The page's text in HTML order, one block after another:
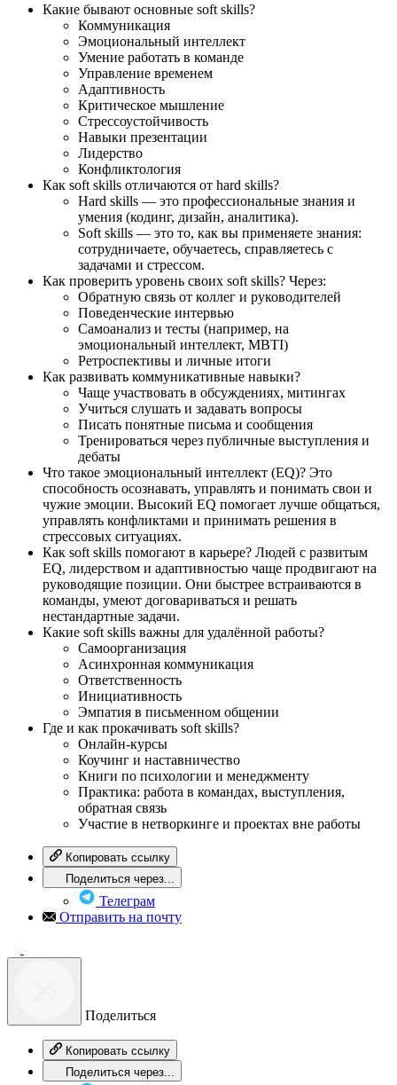
Какие бывают основные soft skills?
Коммуникация
Эмоциональный интеллект
Умение работать в команде
Управление временем
Адаптивность
Критическое мышление
Стрессоустойчивость
Навыки презентации
Лидерство
Конфликтология
Как soft skills отличаются от hard skills?
Hard skills — это профессиональные знания и
умения (кодинг, дизайн, аналитика).
Soft skills — это то, как вы применяете знания:
сотрудничаете, обучаетесь, справляетесь с
задачами и стрессом.
Как проверить уровень своих soft skills? Через:
Обратную связь от коллег и руководителей
Поведенческие интервью
Самоанализ и тесты (например, на
эмоциональный интеллект, MBTI)
Ретроспективы и личные итоги
Как развивать коммуникативные навыки?
Чаще участвовать в обсуждениях, митингах
Учиться слушать и задавать вопросы
Писать понятные письма и сообщения
Тренироваться через публичные выступления и
дебаты
Что такое эмоциональный интеллект (EQ)? Это
способность осознавать, управлять и понимать свои и
чужие эмоции. Высокий EQ помогает лучше общаться,
управлять конфликтами и принимать решения в
стрессовых ситуациях.
Как soft skills помогают в карьере? Людей с развитым
EQ, лидерством и адаптивностью чаще продвигают на
руководящие позиции. Они быстрее встраиваются в
команды, умеют договариваться и решать
нестандартные задачи.
Какие soft skills важны для удалённой работы?
Самоорганизация
Асинхронная коммуникация
Ответственность
Инициативность
Эмпатия в письменном общении
Где и как прокачивать soft skills?
Онлайн-курсы
Коучинг и наставничество
Книги по психологии и менеджменту
Практика: работа в командах, выступления,
обратная связь
Участие в нетворкинге и проектах вне работы
Копировать ссылку
Поделиться через...
Телеграм
Отправить на почту
Поделиться
Копировать ссылку
Поделиться через...